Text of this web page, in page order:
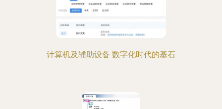
计算机及辅助设备 数字化时代的基石